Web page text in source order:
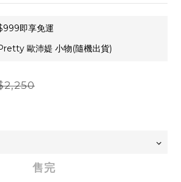
即享免運
歐沛媞 小物(隨機出貨)
售完